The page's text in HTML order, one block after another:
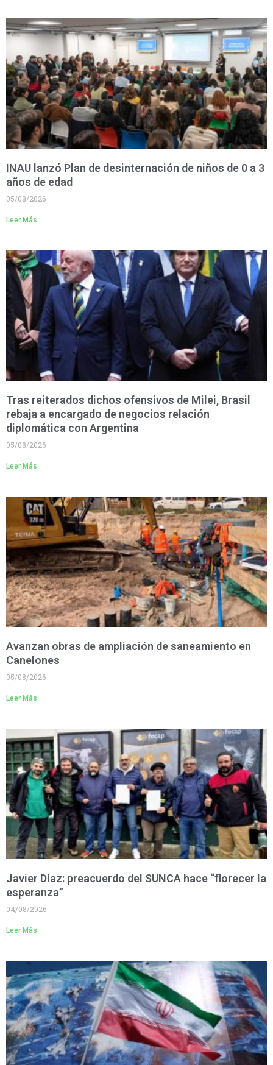
INAU lanzó Plan de desinternación de niños de 0 a 3
años de edad
05/08/2026
Leer Más
Tras reiterados dichos ofensivos de Milei, Brasil
rebaja a encargado de negocios relación
diplomática con Argentina
05/08/2026
Leer Más
Avanzan obras de ampliación de saneamiento en
Canelones
05/08/2026
Leer Más
Javier Díaz: preacuerdo del SUNCA hace “florecer la
esperanza”
04/08/2026
Leer Más